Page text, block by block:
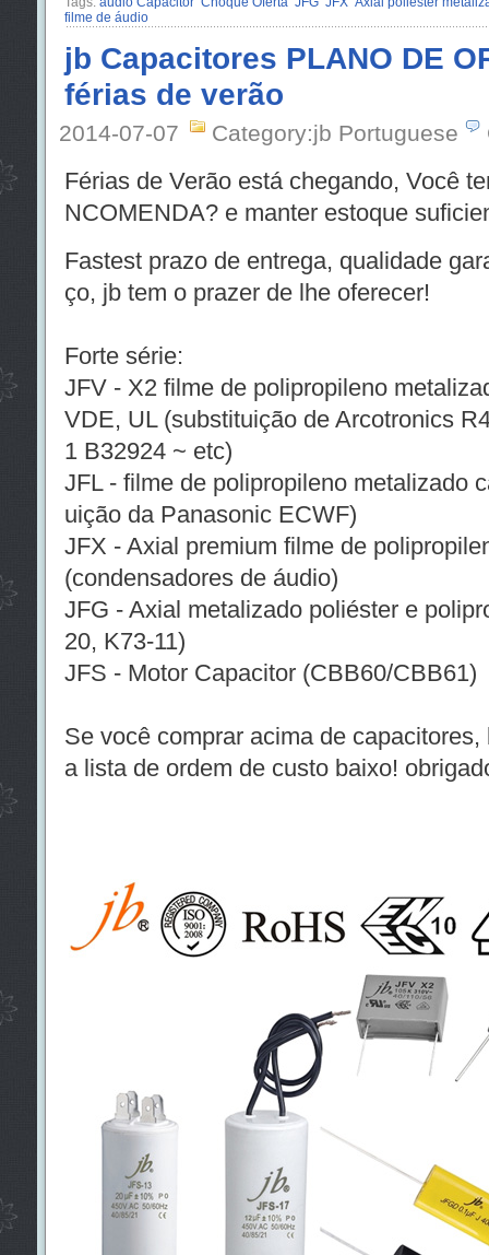
filme de áudio
jb Capacitores PLANO DE
férias de verão
2014-07-07 Category:jb Portuguese
Férias de Verão está chegando, Você
NCOMENDA? e manter estoque
Fastest prazo de entrega, qualidade
ço, jb tem o prazer de lhe oferecer!
Forte série:
JFV - X2 filme de polipropileno
VDE, UL (substituição de Arcotronics
1 B32924 ~ etc)
JFL - filme de polipropileno metalizado
uição da Panasonic ECWF)
JFX - Axial premium filme de
(condensadores de áudio)
JFG - Axial metalizado poliéster e
20, K73-11)
JFS - Motor Capacitor (CBB60/CBB61)
Se você comprar acima de
a lista de ordem de custo baixo!